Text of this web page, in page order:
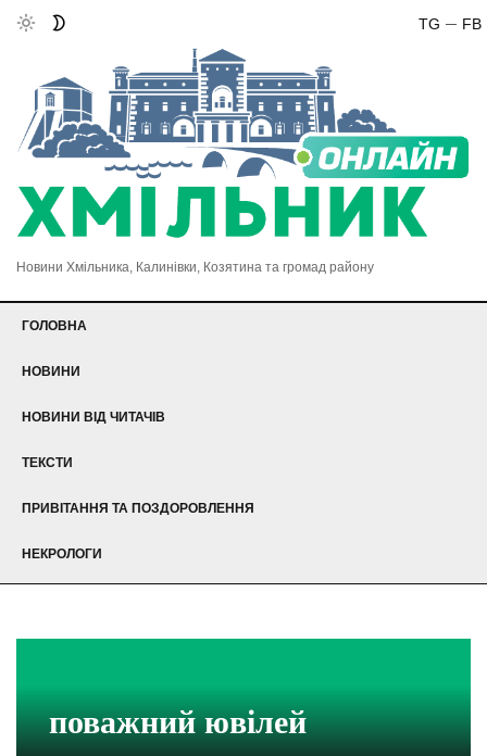
FB
TG
Новини Хмільника, Калинівки, Козятина та громад району
ГОЛОВНА
НОВИНИ
НОВИНИ ВІД ЧИТАЧІВ
ТЕКСТИ
ПРИВІТАННЯ ТА ПОЗДОРОВЛЕННЯ
НЕКРОЛОГИ
поважний ювілей